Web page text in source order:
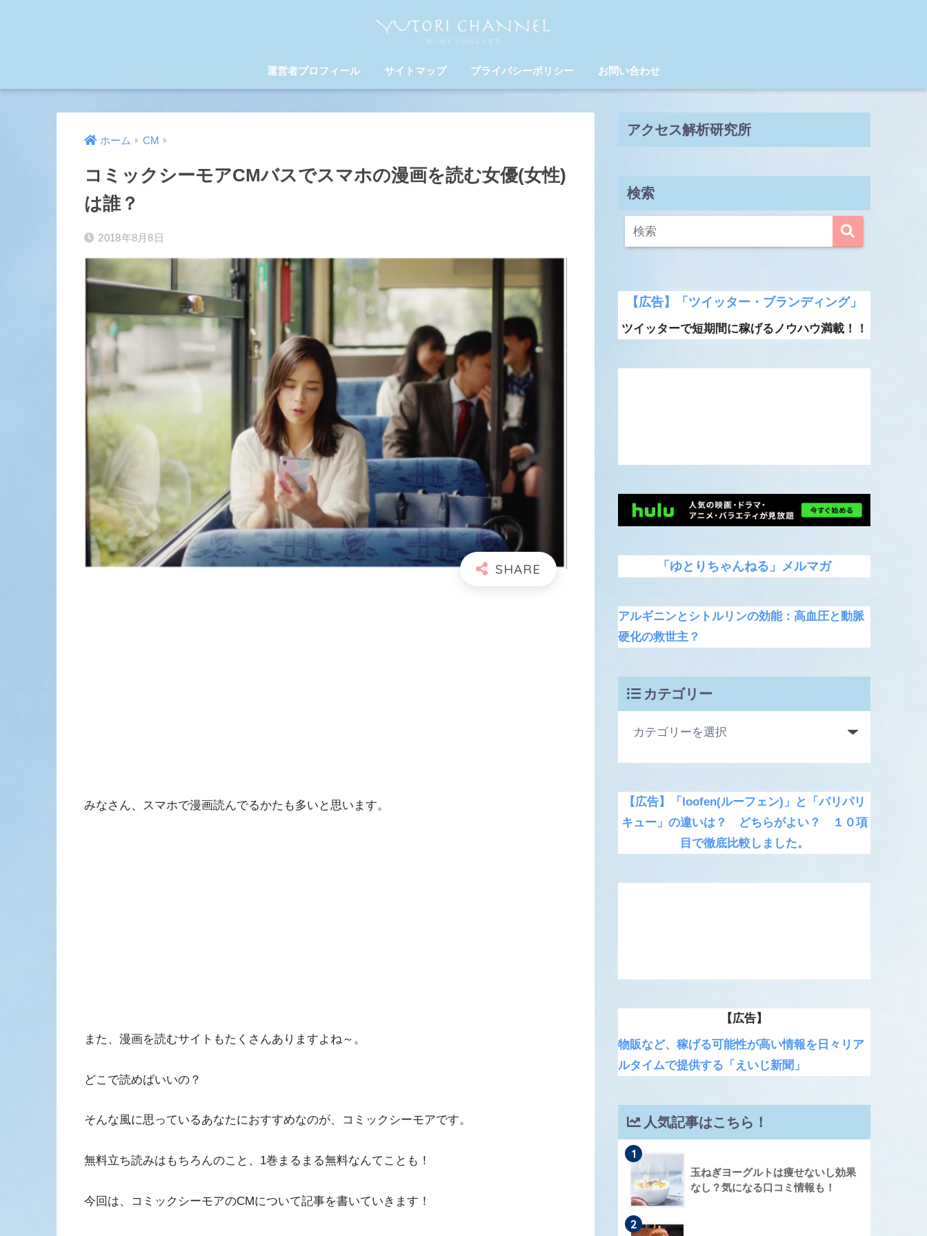
運営者プロフィール サイトマップ プライバシーポリシー お問い合わせ
ホーム CM
コミックシーモアCMバスでスマホの漫画を読む女優(女性)
は誰？
2018年8月8日
みなさん、スマホで漫画読んでるかたも多いと思います。
また、漫画を読むサイトもたくさんありますよね～。
どこで読めばいいの？
そんな風に思っているあなたにおすすめなのが、コミックシーモアです。
無料立ち読みはもちろんのこと、1巻まるまる無料なんてことも！
今回は、コミックシーモアのCMについて記事を書いていきます！
アクセス解析研究所
検索
【広告】「ツイッター・ブランディング」
ツイッターで短期間に稼げるノウハウ満載！！
「ゆとりちゃんねる」メルマガ
アルギニンとシトルリンの効能：高血圧と動脈
硬化の救世主？
カテゴリー
【広告】「loofen(ルーフェン)」と「パリパリ
キュー」の違いは？ どちらがよい？ １０項
目で徹底比較しました。
【広告】
物販など、稼げる可能性が高い情報を日々リア
ルタイムで提供する「えいじ新聞」
人気記事はこちら！
1
玉ねぎヨーグルトは痩せないし効果
なし？気になる口コミ情報も！
2